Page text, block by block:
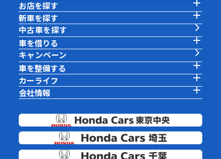
お店を探す
新車を探す
中古車を探す
車を借りる
キャンペーン
車を整備する
カーライフ
会社情報